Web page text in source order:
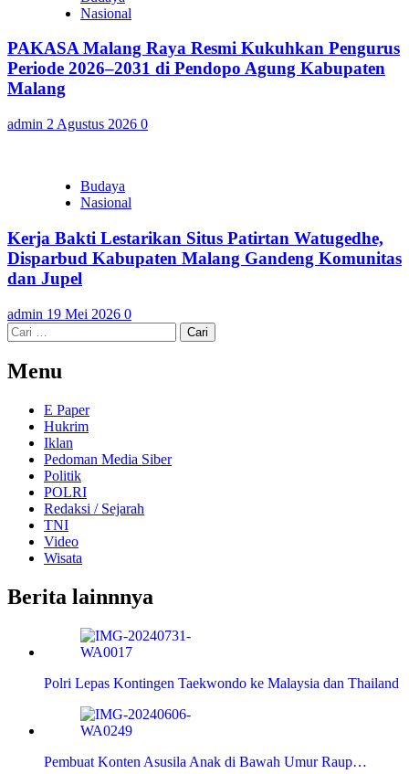
Nasional
PAKASA Malang Raya Resmi Kukuhkan Pengurus
Periode 2026–2031 di Pendopo Agung Kabupaten
Malang
admin 2 Agustus 2026 0
Budaya
Nasional
Kerja Bakti Lestarikan Situs Patirtan Watugedhe,
Disparbud Kabupaten Malang Gandeng Komunitas
dan Jupel
admin 19 Mei 2026 0
Cari
untuk:
Menu
E Paper
Hukrim
Iklan
Pedoman Media Siber
Politik
POLRI
Redaksi / Sejarah
TNI
Video
Wisata
Berita lainnnya
Polri Lepas Kontingen Taekwondo ke Malaysia dan Thailand
Pembuat Konten Asusila Anak di Bawah Umur Raup…